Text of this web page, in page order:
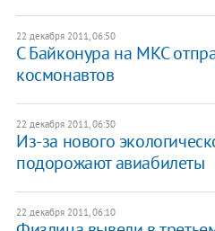
22 декабря 2011, 06:50
С Байконура на МКС
космонавтов
22 декабря 2011, 06:30
Из-за нового
подорожают авиабилеты
22 декабря 2011, 06:10